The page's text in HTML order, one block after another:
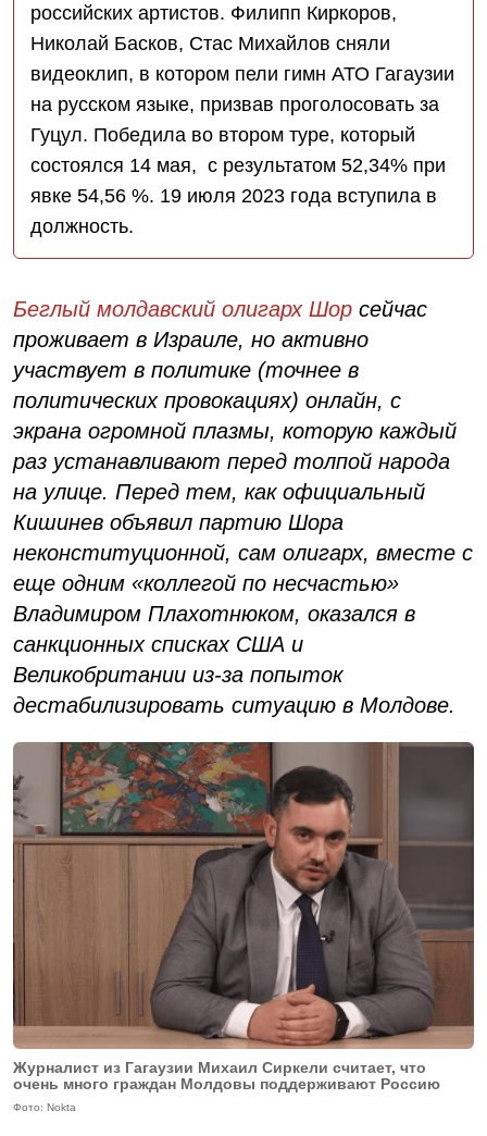
российских артистов. Филипп Киркоров,
Николай Басков, Стас Михайлов сняли
видеоклип, в котором пели гимн АТО Гагаузии
на русском языке, призвав проголосовать за
Гуцул. Победила во втором туре, который
состоялся 14 мая, с результатом 52,34% при
явке 54,56 %. 19 июля 2023 года вступила в
должность.
Беглый молдавский олигарх Шор сейчас
проживает в Израиле, но активно
участвует в политике (точнее в
политических провокациях) онлайн, с
экрана огромной плазмы, которую каждый
раз устанавливают перед толпой народа
на улице. Перед тем, как официальный
Кишинев объявил партию Шора
неконституционной, сам олигарх, вместе с
еще одним «коллегой по несчастью»
Владимиром Плахотнюком, оказался в
санкционных списках США и
Великобритании из-за попыток
дестабилизировать ситуацию в Молдове.
Журналист из Гагаузии Михаил Сиркели считает, что
очень много граждан Молдовы поддерживают Россию
Фото: Nokta